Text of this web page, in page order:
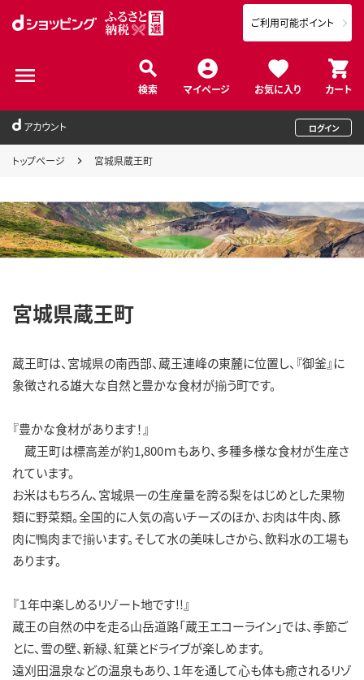
検索 マイページ お気に入り カート
ご利用可能ポイント
アカウント ログイン
トップページ 宮城県蔵王町
宮城県蔵王町
蔵王町は、宮城県の南西部、蔵王連峰の東麓に位置し、『御釜』に
象徴される雄大な自然と豊かな食材が揃う町です。
『豊かな食材があります！』
蔵王町は標高差が約1,800ｍもあり、多種多様な食材が生産さ
れています。
お米はもちろん、宮城県一の生産量を誇る梨をはじめとした果物
類に野菜類。全国的に人気の高いチーズのほか、お肉は牛肉、豚
肉に鴨肉まで揃います。そして水の美味しさから、飲料水の工場も
あります。
『１年中楽しめるリゾート地です!!』
蔵王の自然の中を走る山岳道路「蔵王エコーライン」では、季節ご
とに、雪の壁、新緑、紅葉とドライブが楽しめます。
遠刈田温泉などの温泉もあり、１年を通して心も体も癒されるリゾ